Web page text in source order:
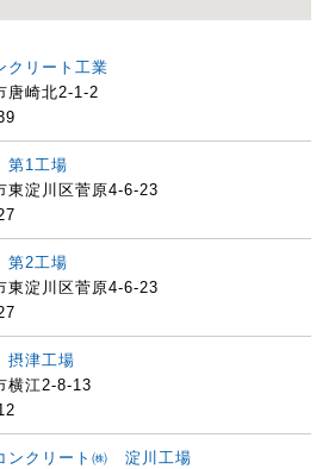
クリート工業
唐崎北2-1-2
1工場
東淀川区菅原4-6-23
2工場
東淀川区菅原4-6-23
津工場
横江2-8-13
ンクリート㈱ 淀川工場